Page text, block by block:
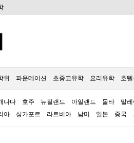
위 파운데이션 초중고유학 요리유학 호
나다 호주 뉴질랜드 아일랜드 몰타 말
아 싱가포르 라트비아 남미 일본 중국